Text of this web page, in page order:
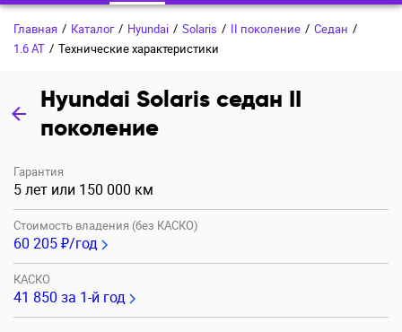
Главная / Каталог / Hyundai / Solaris / II поколение / Седан /
1.6 AT / Технические характеристики
Hyundai Solaris седан II
поколение
Гарантия
5 лет или 150 000 км
Стоимость владения (без КАСКО)
60 205 ₽/год
КАСКО
41 850 за 1-й год